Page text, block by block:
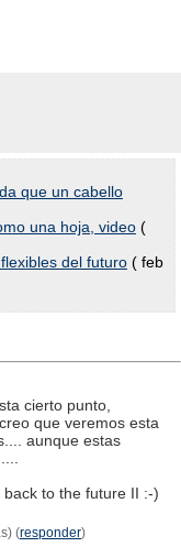
que un cabello
una hoja, video (
del futuro ( feb
cierto punto,
que veremos esta
aunque estas
to the future II :-)
(responder)